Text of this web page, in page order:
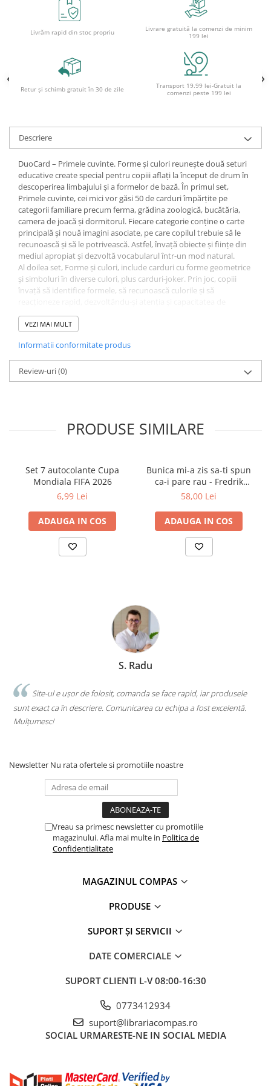
Ghiozdane pentru grădinită
Trollere pentru copii
Penare echipate
Penare neechipate
Penare tip etui
Acuarele școlare și Tempera
Pensule școlare
Pahare și palete pictură
Livrăm rapid din stoc propriu
Livrare gratuită la comenzi de minim
199 lei
Retur și schimb gratuit în 30 de zile
Transport 19.99 lei-Gratuit la
comenzi peste 199 lei
Descriere
DuoCard – Primele cuvinte. Forme și culori reunește două seturi
educative create special pentru copiii aflați la început de drum în
descoperirea limbajului și a formelor de bază. În primul set,
Primele cuvinte, cei mici vor găsi 50 de carduri împărțite pe
categorii familiare precum ferma, grădina zoologică, bucătăria,
camera de joacă și dormitorul. Fiecare categorie conține o carte
principală și nouă imagini asociate, pe care copilul trebuie să le
recunoască și să le potrivească. Astfel, învață obiecte și ființe din
mediul apropiat și dezvoltă vocabularul într-un mod natural.
Al doilea set, Forme și culori, include carduri cu forme geometrice
și simboluri în diverse culori, plus carduri-joker. Prin joc, copiii
învață să identifice formele, să recunoască culorile și să
observare. Ambele seturi includ trei niveluri de dificultate, ceea ce
permite progresul adaptat ritmului copilului.
Editura: Gamă
Limba: Română
Data publicării: 2021
Tip copertă: Broșură
Dimensiuni: 20cm x 20cm
VEZI MAI MULT
Informatii conformitate produs
Review-uri(0)
PRODUSE SIMILARE
Set 7 autocolante Cupa
Mondiala FIFA 2026
6,99 Lei
ADAUGA IN COS
Bunica mi-a zis sa-ti spun
ca-i pare rau - Fredrik
Backman
58,00 Lei
ADAUGA IN COS
S. Radu
Site-ul e ușor de folosit, comanda se face rapid, iar produsele
sunt exact ca în descriere. Comunicarea cu echipa a fost excelentă.
Mulțumesc!
Newsletter Nu rata ofertele si promotiile noastre
Vreau sa primesc newsletter cu promotiile
magazinului. Afla mai multe in Politica de
Confidentialitate
MAGAZINUL COMPAS
PRODUSE
SUPORT ȘI SERVICII
DATE COMERCIALE
SUPORT CLIENTI L-V 08:00-16:30
0773412934
suport@librariacompas.ro
SOCIAL URMARESTE-NE IN SOCIAL MEDIA